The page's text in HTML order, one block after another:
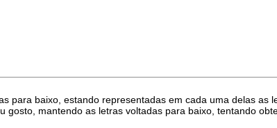
baixo, estando representadas em cada uma delas as
mantendo as letras voltadas para baixo, tentando